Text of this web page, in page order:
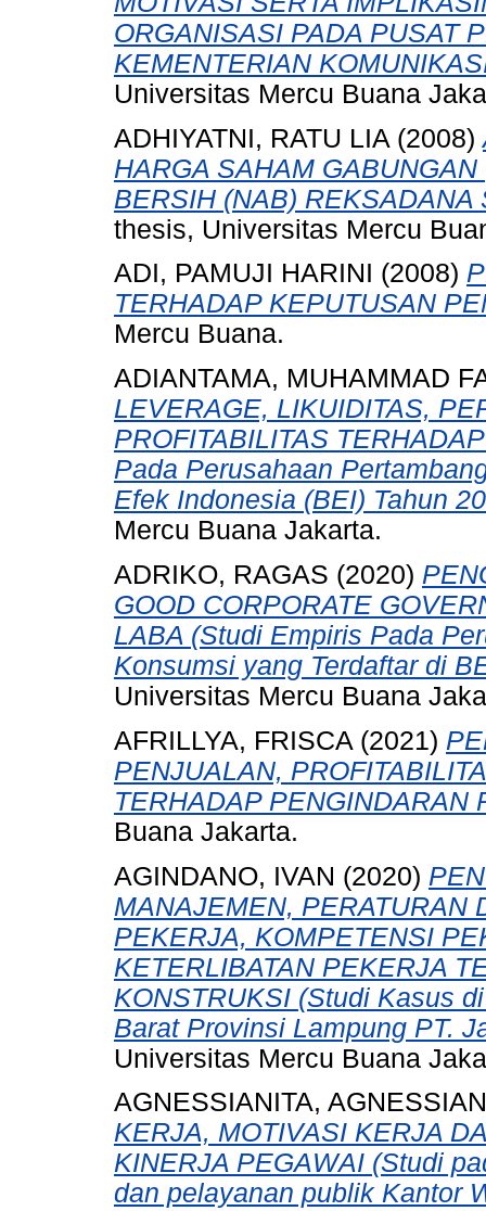
ORGANISASI PADA PUSAT
KEMENTERIAN
Universitas Mercu Buana
ADHIYATNI, RATU LIA (2008)
HARGA SAHAM
BERSIH (NAB)
thesis, Universitas Mercu
ADI, PAMUJI HARINI (2008)
TERHADAP KEPUTUSAN
Mercu Buana.
ADIANTAMA, MUHAMMAD
LEVERAGE, LIKUIDITAS,
PROFITABILITAS
Pada Perusahaan
Efek Indonesia (BEI) Tahun
Mercu Buana Jakarta.
ADRIKO, RAGAS (2020)
GOOD CORPORATE
LABA (Studi Empiris Pada
Konsumsi yang Terdaftar di
Universitas Mercu Buana
AFRILLYA, FRISCA (2021)
PENJUALAN,
TERHADAP PENGINDARAN
Buana Jakarta.
AGINDANO, IVAN (2020)
MANAJEMEN, PERATURAN
PEKERJA, KOMPETENSI
KETERLIBATAN PEKERJA
KONSTRUKSI (Studi Kasus
Barat Provinsi Lampung PT.
Universitas Mercu Buana
AGNESSIANITA,
KERJA, MOTIVASI KERJA
KINERJA PEGAWAI (Studi
dan pelayanan publik Kantor